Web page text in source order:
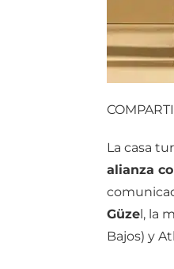
La casa
alianza
Güzel, la
Bajos) y